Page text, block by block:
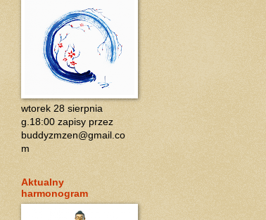
wtorek 28 sierpnia
g.18:00 zapisy przez
buddyzmzen@gmail.co
m
Aktualny
harmonogram